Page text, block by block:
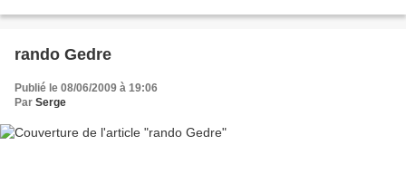
rando Gedre
Publié le 08/06/2009 à 19:06
Par Serge